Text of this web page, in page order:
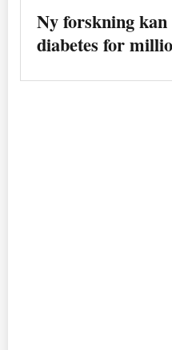
Ny forskning
diabetes for